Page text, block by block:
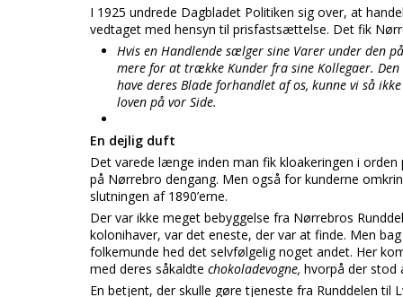
I 1925 undrede Dagbladet Politiken sig over, at
vedtaget med hensyn til prisfastsættelse. Det fik
Hvis en Handlende sælger sine Varer under den
mere for at trække Kunder fra sine Kollegaer. Den
have deres Blade forhandlet af os, kunne vi så
loven på vor Side.
En dejlig duft
Det varede længe inden man fik kloakeringen i
på Nørrebro dengang. Men også for kunderne
slutningen af 1890’erne.
Der var ikke meget bebyggelse fra Nørrebros
kolonihaver, var det eneste, der var at finde. Men
folkemunde hed det selvfølgelig noget andet. Her
med deres såkaldte chokoladevogne, hvorpå der stod
En betjent, der skulle gøre tjeneste fra Runddelen til